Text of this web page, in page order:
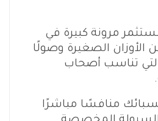
مرونة كبيرة في
من الأوزان الصغيرة وصولًا
التي تناسب أصحاب
منافسًا مباشرًا